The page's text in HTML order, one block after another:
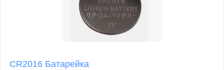
CR2016 Батарейка